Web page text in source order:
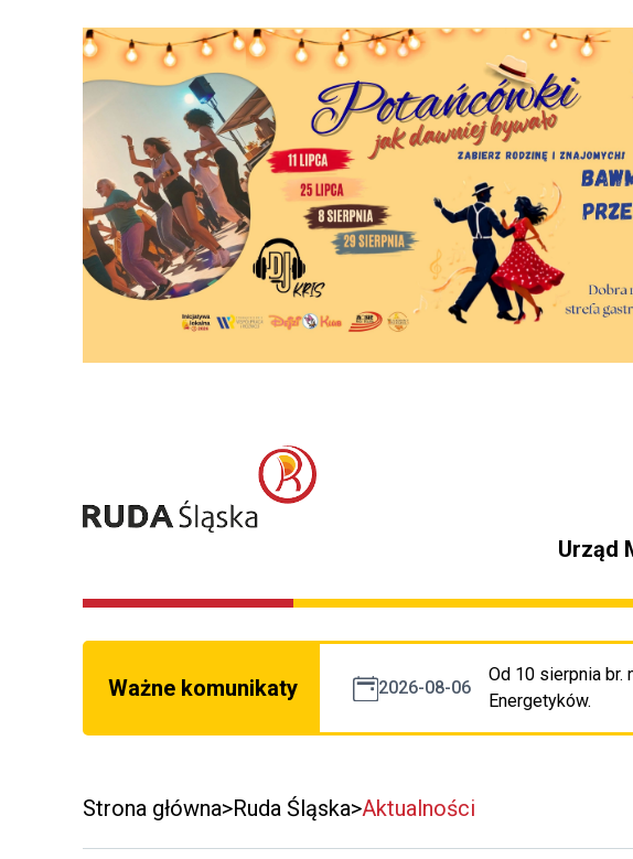
Urząd
Ważne komunikaty 2026-08-06
Od 10 sierpnia br.
Energetyków.
Strona główna Ruda Śląska Aktualności